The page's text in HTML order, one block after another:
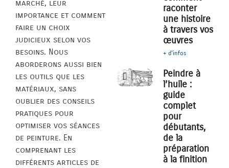
marché, leur
importance et comment
faire un choix
judicieux selon vos
besoins. Nous
aborderons aussi bien
les outils que les
matériaux, sans
oublier des conseils
pratiques pour
optimiser vos séances
de peinture. En
comprenant les
différents articles de
raconter
une histoire
à travers vos
œuvres
+ d'infos
Peindre à
l’huile :
guide
complet
pour
débutants,
de la
préparation
à la finition